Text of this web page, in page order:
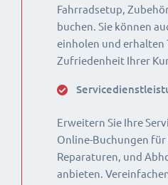
Fahrradsetup,
buchen. Sie können
einholen und erhalten
Zufriedenheit Ihrer
Erweitern Sie Ihre
Online-Buchungen für
Reparaturen, und
anbieten.